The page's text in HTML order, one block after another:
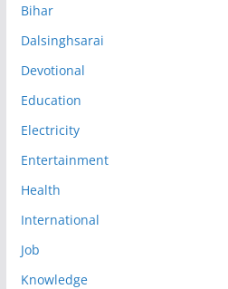
Bihar
Dalsinghsarai
Devotional
Education
Electricity
Entertainment
Health
International
Job
Knowledge